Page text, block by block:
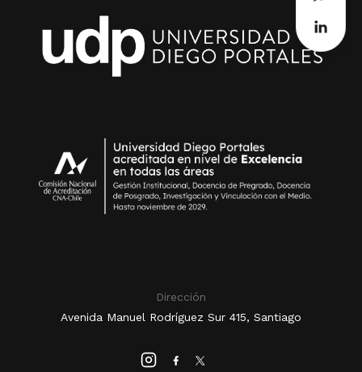
Dirección
Avenida Manuel Rodríguez Sur 415, Santiago